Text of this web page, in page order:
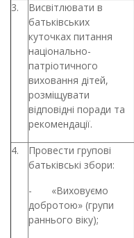
3.
Висвітлювати в
батьківських
куточках питання
національно-
патріотичного
виховання дітей,
розміщувати
відповідні поради та
рекомендації.
4.
Провести групові
батьківські збори:
- «Виховуємо
добротою» (групи
раннього віку);